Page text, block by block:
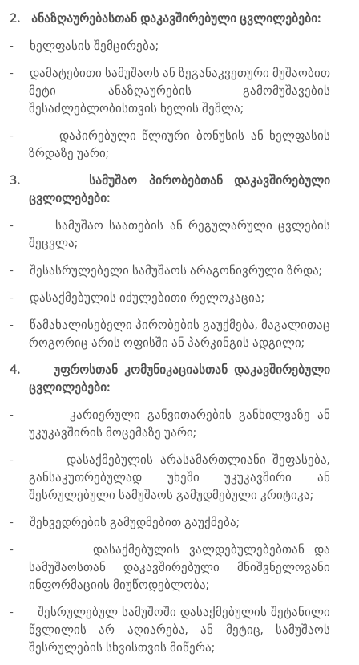
2.
ანაზღაურებასთან დაკავშირებული ცვლილებები:
-
ხელფასის შემცირება;
-
დამატებითი სამუშაოს ან ზეგანაკვეთური მუშაობით
მეტი ანაზღაურების გამომუშავების
შესაძლებლობისთვის ხელის შეშლა;
-
დაპირებული წლიური ბონუსის ან ხელფასის
ზრდაზე უარი;
3.
სამუშაო პირობებთან დაკავშირებული
ცვლილებები:
-
სამუშაო საათების ან რეგულარული ცვლების
შეცვლა;
-
შესასრულებელი სამუშაოს არაგონივრული ზრდა;
-
დასაქმებულის იძულებითი რელოკაცია;
-
წამახალისებელი პირობების გაუქმება, მაგალითაც
როგორიც არის ოფისში ან პარკინგის ადგილი;
4.
უფროსთან კომუნიკაციასთან დაკავშირებული
ცვლილებები:
-
კარიერული განვითარების განხილვაზე ან
უკუკავშირის მოცემაზე უარი;
-
დასაქმებულის არასამართლიანი შეფასება,
განსაკუთრებულად უხეში უკუკავშირი ან
შესრულებული სამუშაოს გამუდმებული კრიტიკა;
-
შეხვედრების გამუდმებით გაუქმება;
-
დასაქმებულის ვალდებულებებთან და
სამუშაოსთან დაკავშირებული მნიშვნელოვანი
ინფორმაციის მიუწოდებლობა;
-
შესრულებულ სამუშოში დასაქმებულის შეტანილი
წვლილის არ აღიარება, ან მეტიც, სამუშაოს
შესრულების სხვისთვის მიწერა;